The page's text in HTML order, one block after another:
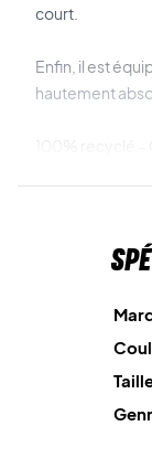
court.
Enfin, il est
hautement
100% recyclé